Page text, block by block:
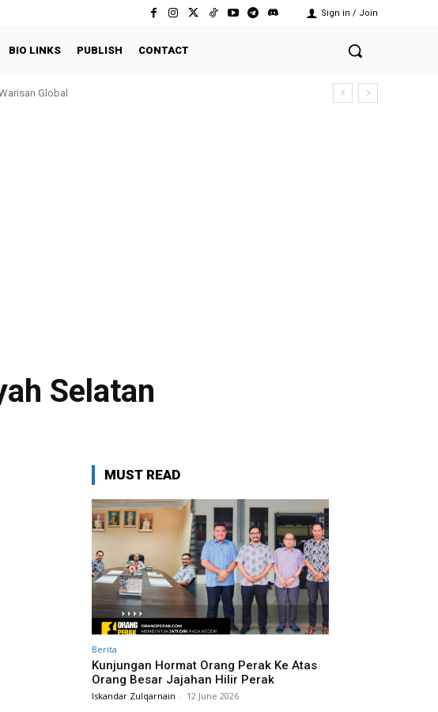
Sign in / Join
BIO LINKS PUBLISH CONTACT
Global
Selatan
MUST READ
Berita
Kunjungan Hormat Orang Perak Ke Atas
Orang Besar Jajahan Hilir Perak
Iskandar Zulqarnain - 12 June 2026